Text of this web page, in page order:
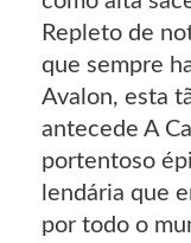
Repleto de
que sempre
Avalon, esta
antecede A
portentoso
lendária que
por todo o